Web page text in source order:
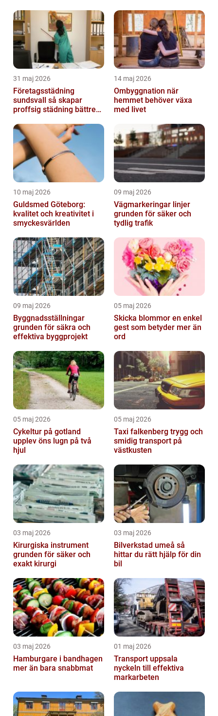
31 maj 2026
Företagsstädning
sundsvall så skapar
proffsig städning bättre
14 maj 2026
Ombyggnation när
hemmet behöver växa
med livet
10 maj 2026
Guldsmed Göteborg:
kvalitet och kreativitet i
smyckesvärlden
09 maj 2026
Vägmarkeringar linjer
grunden för säker och
tydlig trafik
09 maj 2026
Byggnadsställningar
grunden för säkra och
effektiva byggprojekt
05 maj 2026
Skicka blommor en enkel
gest som betyder mer än
ord
05 maj 2026
Cykeltur på gotland
upplev öns lugn på två
hjul
05 maj 2026
Taxi falkenberg trygg och
smidig transport på
västkusten
03 maj 2026
Kirurgiska instrument
grunden för säker och
exakt kirurgi
03 maj 2026
Bilverkstad umeå så
hittar du rätt hjälp för din
bil
03 maj 2026
Hamburgare i bandhagen
mer än bara snabbmat
01 maj 2026
Transport uppsala
nyckeln till effektiva
markarbeten